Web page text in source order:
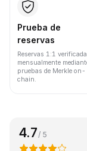
Prueba de
reservas
Reservas 1:1
mensualmente
pruebas de Merkle on-
chain.
4.7/ 5